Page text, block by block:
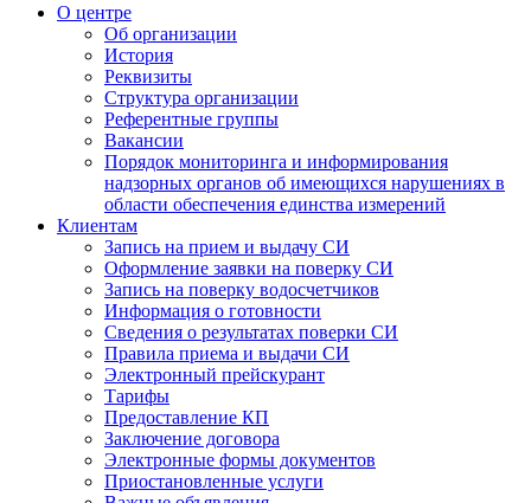
О центре
Об организации
История
Реквизиты
Структура организации
Референтные группы
Вакансии
Порядок мониторинга и информирования
надзорных органов об имеющихся нарушениях в
области обеспечения единства измерений
Клиентам
Запись на прием и выдачу СИ
Оформление заявки на поверку СИ
Запись на поверку водосчетчиков
Информация о готовности
Сведения о результатах поверки СИ
Правила приема и выдачи СИ
Электронный прейскурант
Тарифы
Предоставление КП
Заключение договора
Электронные формы документов
Приостановленные услуги